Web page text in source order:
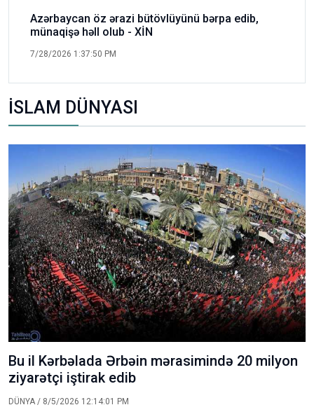
Azərbaycan öz ərazi bütövlüyünü bərpa edib,
münaqişə həll olub - XİN
7/28/2026 1:37:50 PM
İSLAM DÜNYASI
Bu il Kərbəlada Ərbəin mərasimində 20 milyon
ziyarətçi iştirak edib
DÜNYA / 8/5/2026 12:14:01 PM